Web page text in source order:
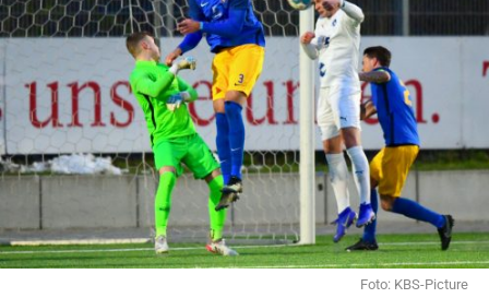
Foto: KBS-Picture